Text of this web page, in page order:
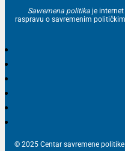
Savremena politika je
raspravu o savremenim
© 2025 Centar savremene